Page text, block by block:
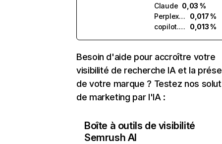
Claude 0,03 %
Perplexity
0,017 %
copilot.microsoft.com
0,013 %
Besoin d'aide pour accroître votre
visibilité de recherche IA et la
de votre marque ? Testez nos
de marketing par l'IA :
Boîte à outils de visibilité
Semrush AI